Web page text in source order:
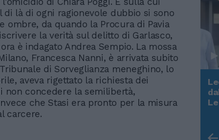
di là di ogni ragionevole dubbio si sono
ombre, da quando la Procura di Pavia
la verità sul delitto di Garlasco,
è indagato Andrea Sempio. La mossa
Francesca Nanni, è arrivata subito
di Sorveglianza meneghino, lo
aveva rigettato la richiesta dei
non concedere la semilibertà,
che Stasi era pronto per la misura
carcere.
Rudy Giuliani a Come States?
Trump, Meloni e la strategia